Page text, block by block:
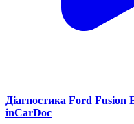
Діагностика Ford Fusion
inCarDoc